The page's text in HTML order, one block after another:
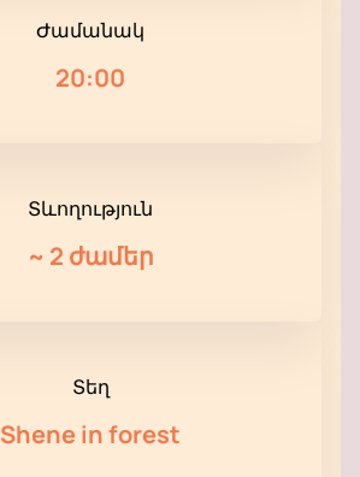
Ժամանակ
20:00
Տևողություն
~ 2 ժամեր
Տեղ
Shene in forest